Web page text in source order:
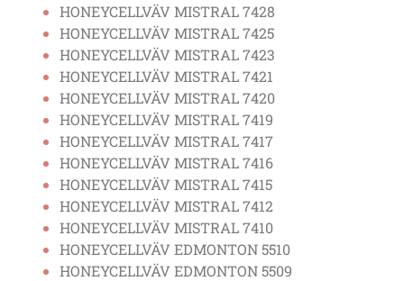
HONEYCELLVÄV MISTRAL 7428
HONEYCELLVÄV MISTRAL 7425
HONEYCELLVÄV MISTRAL 7423
HONEYCELLVÄV MISTRAL 7421
HONEYCELLVÄV MISTRAL 7420
HONEYCELLVÄV MISTRAL 7419
HONEYCELLVÄV MISTRAL 7417
HONEYCELLVÄV MISTRAL 7416
HONEYCELLVÄV MISTRAL 7415
HONEYCELLVÄV MISTRAL 7412
HONEYCELLVÄV MISTRAL 7410
HONEYCELLVÄV EDMONTON 5510
HONEYCELLVÄV EDMONTON 5509